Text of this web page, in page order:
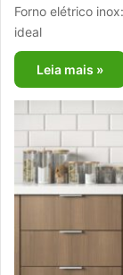
Forno elétrico
ideal
Leia mais »